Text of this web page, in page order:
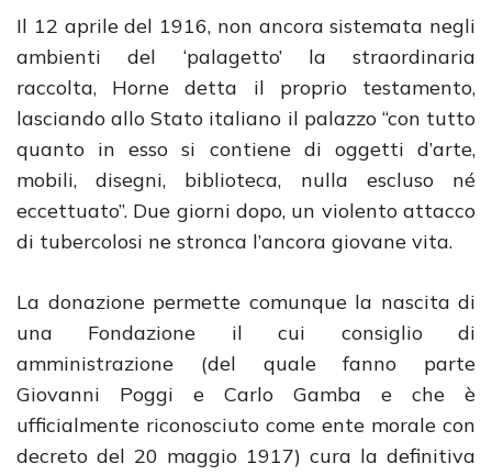
Il 12 aprile del 1916, non ancora sistemata negli
ambienti del ‘palagetto’ la straordinaria
raccolta, Horne detta il proprio testamento,
lasciando allo Stato italiano il palazzo “con tutto
quanto in esso si contiene di oggetti d’arte,
mobili, disegni, biblioteca, nulla escluso né
eccettuato”. Due giorni dopo, un violento attacco
di tubercolosi ne stronca l’ancora giovane vita.
La donazione permette comunque la nascita di
una Fondazione il cui consiglio di
amministrazione (del quale fanno parte
Giovanni Poggi e Carlo Gamba e che è
ufficialmente riconosciuto come ente morale con
decreto del 20 maggio 1917) cura la definitiva